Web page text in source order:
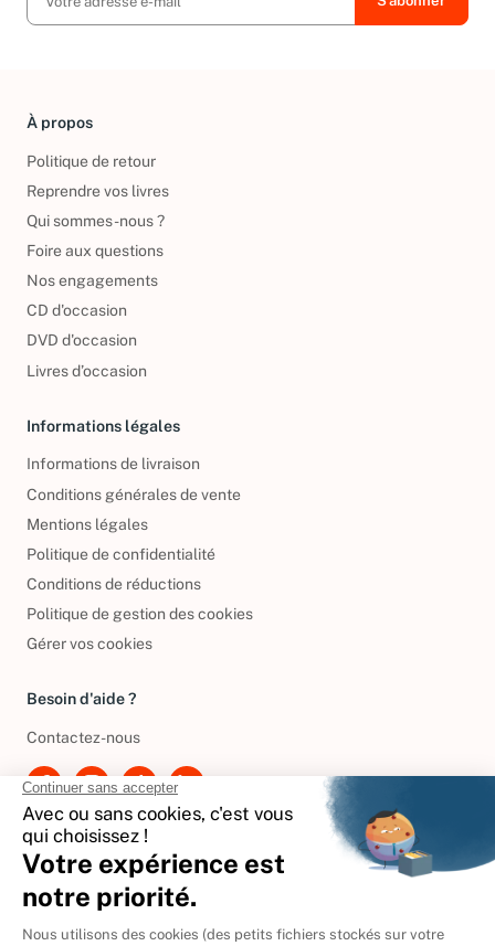
À propos
Politique de retour
Reprendre vos livres
Qui sommes-nous ?
Foire aux questions
Nos engagements
CD d'occasion
DVD d'occasion
Livres d’occasion
Informations légales
Informations de livraison
Conditions générales de vente
Mentions légales
Politique de confidentialité
Conditions de réductions
Politique de gestion des cookies
Gérer vos cookies
Besoin d'aide ?
Contactez-nous
International
🇪🇸Espagne
🇩🇪Allemagne
🇮🇹 Italie